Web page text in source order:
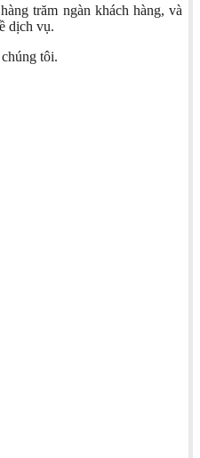
trăm ngàn khách hàng, và
dịch vụ.
tôi.